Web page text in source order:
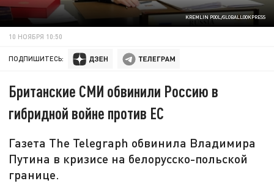
KREMLIN POOL/GLOBALLOOKPRESS
10 НОЯБРЯ 10:50
ПОДПИШИТЕСЬ:
Британские СМИ обвинили Россию в
гибридной войне против ЕС
Газета The Telegraph обвинила Владимира
Путина в кризисе на белорусско-польской
границе.